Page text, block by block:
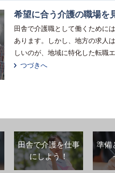
希望に合う介護の職場を
田舎で介護職として働くために
あります。しかし、地方の求人
しいのが、地域に特化した転職
つづきへ
田舎で介護を仕事
にしよう！
準備